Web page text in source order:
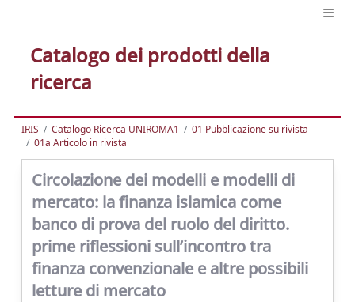
Catalogo dei prodotti della
ricerca
IRIS Catalogo Ricerca UNIROMA1
01 Pubblicazione su rivista
01a Articolo in rivista
Circolazione dei modelli e modelli di
mercato: la finanza islamica come
banco di prova del ruolo del diritto.
prime riflessioni sull’incontro tra
finanza convenzionale e altre possibili
letture di mercato